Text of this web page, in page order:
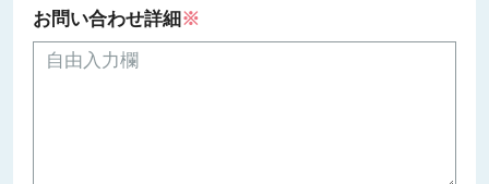
お問い合わせ詳細※